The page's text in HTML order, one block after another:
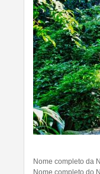
Nome completo da
Nome completo do